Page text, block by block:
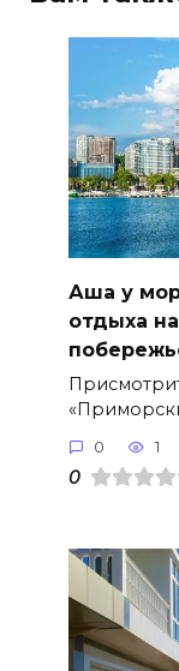
Аша у
отдыха
0 1
0